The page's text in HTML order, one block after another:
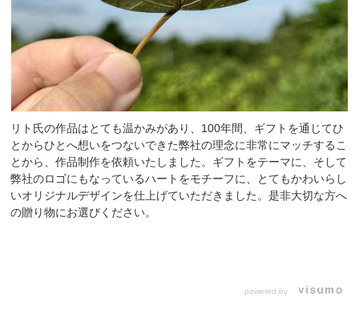
リト氏の作品はとても温かみがあり、100年間、ギフトを通じてひ
とからひとへ想いを​つないできた弊社の理念に非常にマッチするこ
とから、作品制作を依頼いたしました。ギフトをテーマに、そして
弊社のロゴにもなっているハートをモチーフに、とてもかわいらし
いオリジナルデザインを仕上げていただきました。是非大切な方へ
の贈り物にお選びください。​
powered by